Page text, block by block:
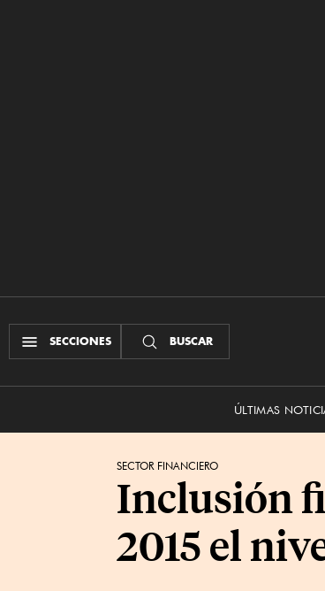
SECCIONES BUSCAR
ÚLTIMAS
SECTOR FINANCIERO
Inclusión
2015 el